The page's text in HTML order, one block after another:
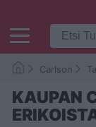
Carlson
KAUPAN